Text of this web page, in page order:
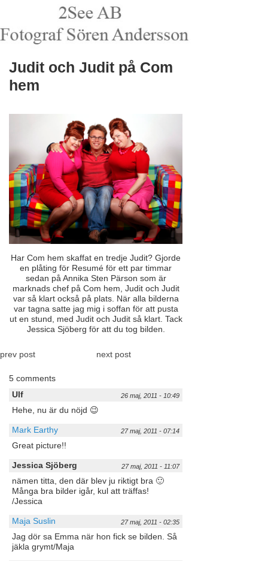
Judit och Judit på Com
hem
Har Com hem skaffat en tredje Judit? Gjorde
en plåting för Resumé för ett par timmar
sedan på Annika Sten Pärson som är
marknads chef på Com hem, Judit och Judit
var så klart också på plats. När alla bilderna
var tagna satte jag mig i soffan för att pusta
ut en stund, med Judit och Judit så klart. Tack
Jessica Sjöberg för att du tog bilden.
prev post next post
5 comments
Ulf
26 maj, 2011 - 10:49
Hehe, nu är du nöjd 😉
Mark Earthy 27 maj, 2011 - 07:14
Great picture!!
Jessica Sjöberg 27 maj, 2011 - 11:07
nämen titta, den där blev ju riktigt bra 🙂
Många bra bilder igår, kul att träffas!
/Jessica
Maja Suslin 27 maj, 2011 - 02:35
Jag dör sa Emma när hon fick se bilden. Så
jäkla grymt/Maja